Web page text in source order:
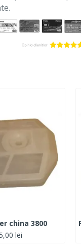
china 3800
lei